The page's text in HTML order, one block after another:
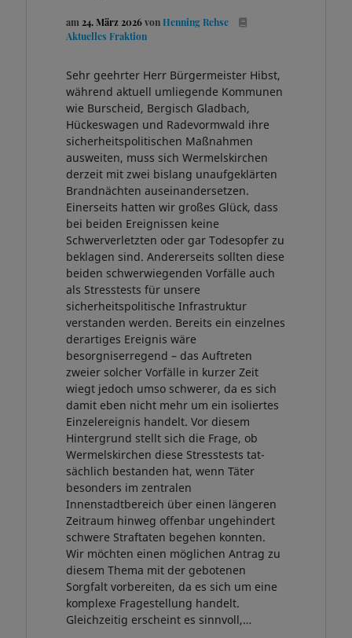
am 24. März 2026von Henning Rehse
Aktuelles Fraktion
Sehr geehrter Herr Bürgermeister Hibst,
während aktuell umliegende Kommunen
wie Burscheid, Bergisch Gladbach,
Hückeswagen und Radevormwald ihre
sicherheitspolitischen Maßnahmen
ausweiten, muss sich Wermelskirchen
derzeit mit zwei bislang unaufgeklärten
Brandnächten auseinandersetzen.
Einerseits hatten wir großes Glück, dass
bei beiden Ereignissen keine
Schwerverletzten oder gar Todesopfer zu
beklagen sind. Andererseits sollten diese
beiden schwerwiegenden Vorfälle auch
als Stresstests für unsere
sicherheitspolitische Infrastruktur
verstanden werden. Bereits ein einzelnes
derartiges Ereignis wäre
besorgniserregend – das Auftreten
zweier solcher Vorfälle in kurzer Zeit
wiegt jedoch umso schwerer, da es sich
damit eben nicht mehr um ein isoliertes
Einzelereignis handelt. Vor diesem
Hintergrund stellt sich die Frage, ob
Wermelskirchen diese Stresstests tat-
sächlich bestanden hat, wenn Täter
besonders im zentralen
Innenstadtbereich über einen längeren
Zeitraum hinweg offenbar ungehindert
schwere Straftaten begehen konnten.
Wir möchten einen möglichen Antrag zu
diesem Thema mit der gebotenen
Sorgfalt vorbereiten, da es sich um eine
komplexe Fragestellung handelt.
Gleichzeitig erscheint es sinnvoll,…